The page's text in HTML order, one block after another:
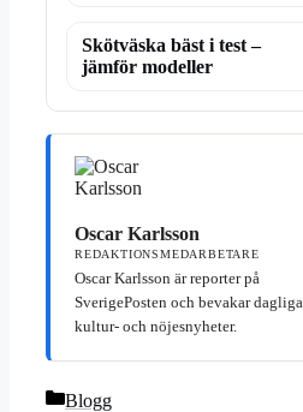
Skötväska bäst i test –
jämför modeller
Oscar Karlsson
REDAKTIONSMEDARBETARE
Oscar Karlsson är reporter på
SverigePosten och bevakar dagliga
kultur- och nöjesnyheter.
Kategorier
Blogg